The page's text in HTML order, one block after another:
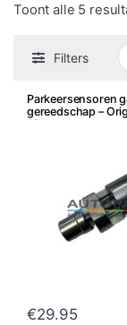
Toont alle 5
Filters
Parkeersensoren
gereedschap –
18mm
€29.95